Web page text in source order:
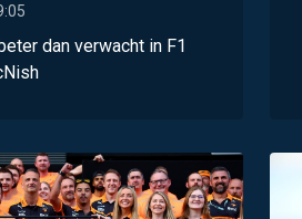
dan verwacht in F1